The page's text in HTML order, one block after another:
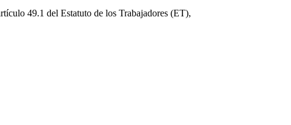
49.1 del Estatuto de los Trabajadores (ET),